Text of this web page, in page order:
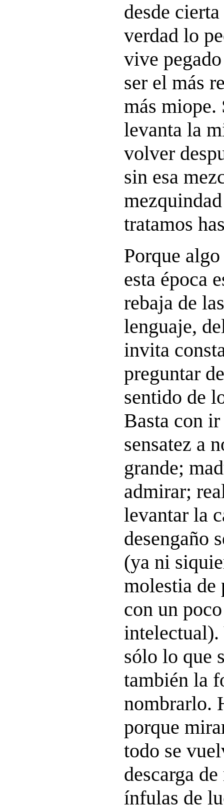
desde
verdad lo
vive
ser el más
más miope.
levanta la
volver
sin esa
tratamos
Porque
esta época
rebaja de
lenguaje,
invita
preguntar
sentido de
Basta con
sensatez a
grande;
admirar;
levantar la
desengaño
(ya ni
molestia de
con un
intelectual).
sólo lo que
también la
nombrarlo.
porque
todo se
descarga
ínfulas de